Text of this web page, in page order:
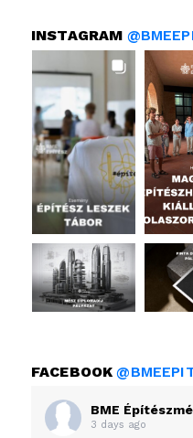
INSTAGRAM
FACEBOOK
BME
3 days ago